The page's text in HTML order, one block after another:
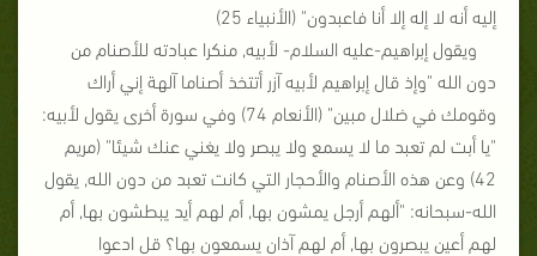
إليه أنه لا إله إلا أنا فاعبدون" (الأنبياء 25)
ويقول إبراهيم-عليه السلام- لأبيه, منكرا عبادته للأصنام من
دون الله "وإذ قال إبراهيم لأبيه آزر أتتخذ أصناما آلهة إني أراك
وقومك في ضلال مبين" (الأنعام 74) وفي سورة أخرى يقول لأبيه:
"يا أبت لم تعبد ما لا يسمع ولا يبصر ولا يغني عنك شيئا" (مريم
42) وعن هذه الأصنام والأحجار التي كانت تعبد من دون الله, يقول
الله-سبحانه: "ألهم أرجل يمشون بها, أم لهم أيد يبطشون بها, أم
لهم أعين يبصرون بها, أم لهم آذان يسمعون بها؟ قل ادعوا